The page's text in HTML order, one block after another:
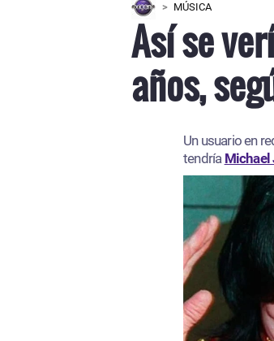
MÚSICA
Así se
años,
Un usuario en
tendría Michael